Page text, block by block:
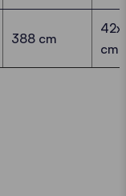
388 cm
cm